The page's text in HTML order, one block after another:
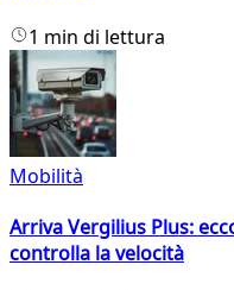
1 min di lettura
Mobilità
Arriva Vergilius Plus:
controlla la velocità